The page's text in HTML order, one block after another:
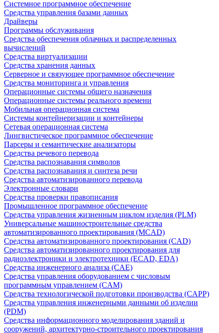
Системное программное обеспечение
Средства управления базами данных
Драйверы
Программы обслуживания
Средства обеспечения облачных и распределенных
вычислений
Средства виртуализации
Средства хранения данных
Серверное и связующее программное обеспечение
Средства мониторинга и управления
Операционные системы общего назначения
Операционные системы реального времени
Мобильная операционная система
Системы контейнеризации и контейнеры
Сетевая операционная система
Лингвистическое программное обеспечение
Парсеры и семантические анализаторы
Средства речевого перевода
Средства распознавания символов
Средства распознавания и синтеза речи
Средства автоматизированного перевода
Электронные словари
Средства проверки правописания
Промышленное программное обеспечение
Средства управления жизненным циклом изделия (PLM)
Универсальные машиностроительные средства
автоматизированного проектирования (MCAD)
Средства автоматизированного проектирования (CAD)
Средства автоматизированного проектирования для
радиоэлектроники и электротехники (ECAD, EDA)
Средства инженерного анализа (CAE)
Средства управления оборудованием с числовым
программным управлением (CAM)
Средства технологической подготовки производства (CAPP)
Средства управления инженерными данными об изделии
(PDM)
Средства информационного моделирования зданий и
сооружений, архитектурно-строительного проектирования